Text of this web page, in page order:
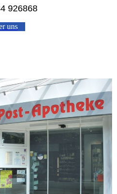
926868
uns